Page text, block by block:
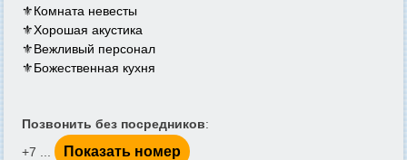
⚜️Комната невесты
⚜️Хорошая акустика
⚜️Вежливый персонал
⚜️Божественная кухня
Позвонить без посредников:
+7 ...
Показать номер